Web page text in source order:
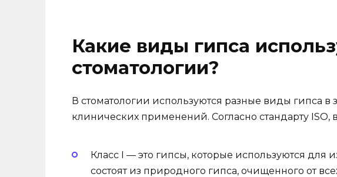
Какие виды гипса
стоматологии?
В стоматологии используются разные виды гипса в
клинических применений. Согласно стандарту
Класс I — это гипсы, которые используются для
состоят из природного гипса, очищенного от